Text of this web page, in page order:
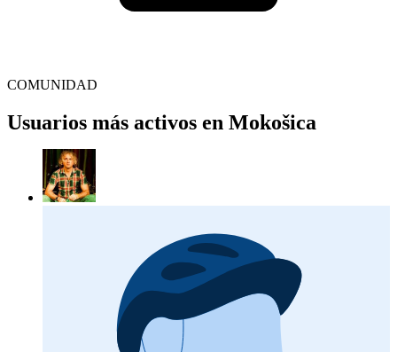
COMUNIDAD
Usuarios más activos en Mokošica